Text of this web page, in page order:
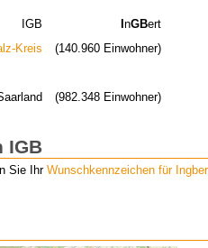
IGB InGBert
Kreis
(140.960 Einwohner)
(982.348 Einwohner)
IGB
Sie IhrWunschkennzeichen für